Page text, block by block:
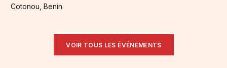
Cotonou, Benin
VOIR TOUS LES ÉVÉNEMENTS